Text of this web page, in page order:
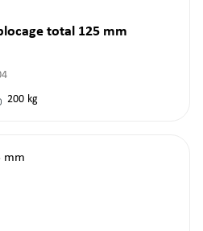
total 125 mm
200 kg